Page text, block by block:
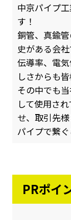
中京パイプ
す！
銅管、真鍮
史がある会
伝導率、電
しさからも
その中でも
して使用さ
せ、取引先
パイプで繋
PRポイ